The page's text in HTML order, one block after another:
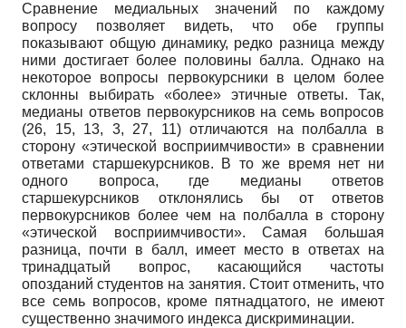
Сравнение медиальных значений по каждому
вопросу позволяет видеть, что обе группы
показывают общую динамику, редко разница между
ними достигает более половины балла. Однако на
некоторое вопросы первокурсники в целом более
склонны выбирать «более» этичные ответы. Так,
медианы ответов первокурсников на семь вопросов
(26, 15, 13, 3, 27, 11) отличаются на полбалла в
сторону «этической восприимчивости» в сравнении
ответами старшекурсников. В то же время нет ни
одного вопроса, где медианы ответов
старшекурсников отклонялись бы от ответов
первокурсников более чем на полбалла в сторону
«этической восприимчивости». Самая большая
разница, почти в балл, имеет место в ответах на
тринадцатый вопрос, касающийся частоты
опозданий студентов на занятия. Стоит отменить, что
все семь вопросов, кроме пятнадцатого, не имеют
существенно значимого индекса дискриминации.